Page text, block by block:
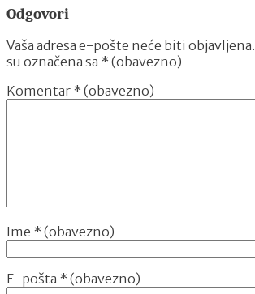
Odgovori
Vaša adresa e-pošte neće biti objavljena.
su označena sa * (obavezno)
Komentar * (obavezno)
Ime * (obavezno)
E-pošta * (obavezno)